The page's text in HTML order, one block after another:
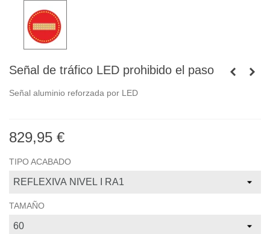
Señal de tráfico LED prohibido el paso
Señal aluminio reforzada por LED
829,95 €
TIPO ACABADO
TAMAÑO